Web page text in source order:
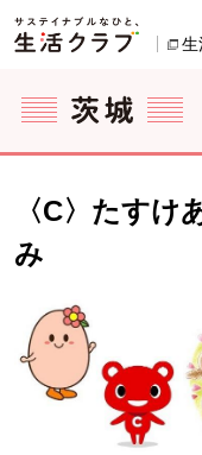
ページの先頭です。
生
ここからサイト内共通
サイト内共通メニュー
サイト内共通メニュー
〈C〉たすけ
み